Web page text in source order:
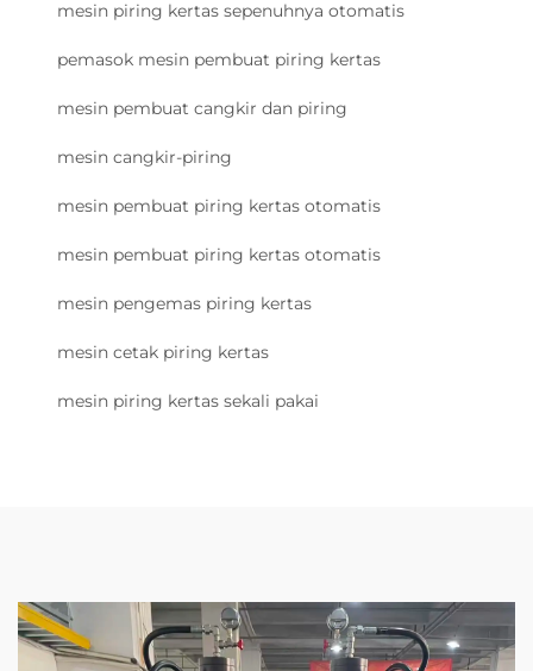
mesin piring kertas sepenuhnya otomatis
pemasok mesin pembuat piring kertas
mesin pembuat cangkir dan piring
mesin cangkir-piring
mesin pembuat piring kertas otomatis
mesin pembuat piring kertas otomatis
mesin pengemas piring kertas
mesin cetak piring kertas
mesin piring kertas sekali pakai